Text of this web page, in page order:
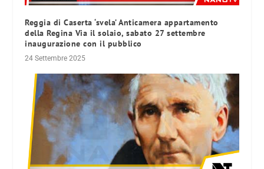
Reggia di Caserta ‘svela’ Anticamera appartamento
della Regina Via il solaio, sabato 27 settembre
inaugurazione con il pubblico
24 Settembre 2025